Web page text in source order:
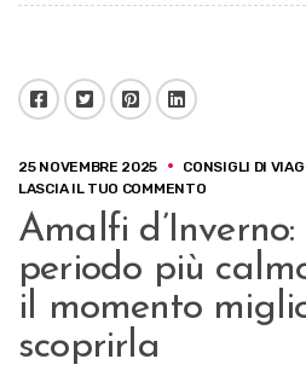
Facebook Twitter Pinterest LinkedIn
25 NOVEMBRE 2025 CONSIGLI DI
LASCIA IL TUO COMMENTOSU
D’INVERNO:
PERCHÉ
IL
PERIODO
PIÙ
Amalfi
periodo più
il momento
scoprirla